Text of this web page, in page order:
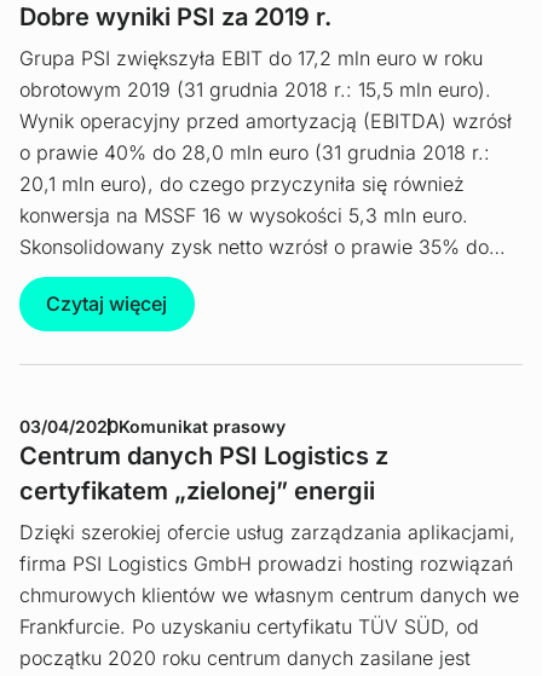
Dobre wyniki PSI za 2019 r.
Grupa PSI zwiększyła EBIT do 17,2 mln euro w roku
obrotowym 2019 (31 grudnia 2018 r.: 15,5 mln euro).
Wynik operacyjny przed amortyzacją (EBITDA) wzrósł
o prawie 40% do 28,0 mln euro (31 grudnia 2018 r.:
20,1 mln euro), do czego przyczyniła się również
konwersja na MSSF 16 w wysokości 5,3 mln euro.
Skonsolidowany zysk netto wzrósł o prawie 35% do…
Czytaj więcej
03/04/2020Komunikat prasowy
Centrum danych PSI Logistics z
certyfikatem „zielonej” energii
Dzięki szerokiej ofercie usług zarządzania aplikacjami,
firma PSI Logistics GmbH prowadzi hosting rozwiązań
chmurowych klientów we własnym centrum danych we
Frankfurcie. Po uzyskaniu certyfikatu TÜV SÜD, od
początku 2020 roku centrum danych zasilane jest